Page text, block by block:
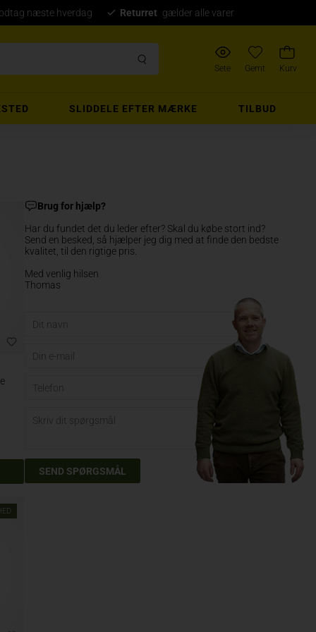
næste hverdag Returret gælder alle varer
Sete Gemt Kurv
SLIDDELE EFTER MÆRKE TILBUD
Brug for hjælp?
Har du fundet det du leder efter? Skal du købe stort ind?
Send en besked, så hjælper jeg dig med at finde den bedste
kvalitet, til den rigtige pris.
Med venlig hilsen
Thomas